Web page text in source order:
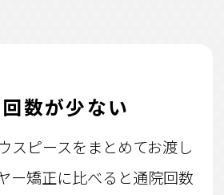
数が少ない
スピースをまとめてお渡し
ー矯正に比べると通院回数